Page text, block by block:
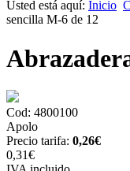
Usted está aquí: Inicio
sencilla M-6 de 12
Cod: 4800100
Apolo
Precio tarifa: 0,26€
0,31€